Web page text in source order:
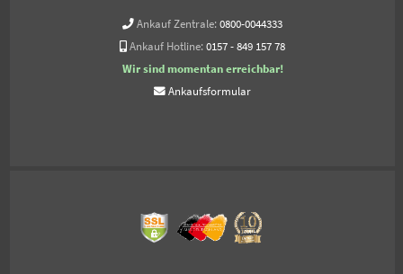
Ankauf Zentrale: 0800-0044333
Ankauf Hotline: 0157 - 849 157 78
Wir sind momentan erreichbar!
Ankaufsformular